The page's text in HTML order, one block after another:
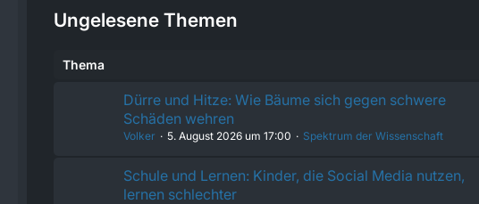
Ungelesene Themen
Thema
Dürre und Hitze: Wie Bäume sich gegen schwere
Schäden wehren
Volker 5. August 2026 um 17:00 Spektrum der Wissenschaft
Schule und Lernen: Kinder, die Social Media nutzen,
lernen schlechter